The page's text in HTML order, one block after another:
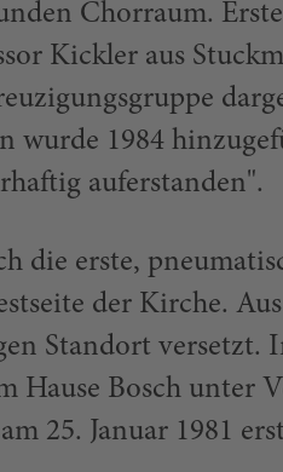
Chorraum.
Kickler aus
wurde 1984
auferstanden".
die erste,
der Kirche.
Standort versetzt.
Hause Bosch unter
25. Januar 1981